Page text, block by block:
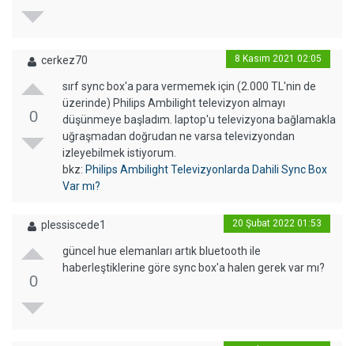
cerkez70 8 Kasım 2021 02:05
0
sırf sync box'a para vermemek için (2.000 TL'nin de
üzerinde) Philips Ambilight televizyon almayı
düşünmeye başladım. laptop'u televizyona bağlamakla
uğraşmadan doğrudan ne varsa televizyondan
izleyebilmek istiyorum.
bkz: Philips Ambilight Televizyonlarda Dahili Sync Box
Var mı?
plessiscede1 20 Şubat 2022 01:53
0
güncel hue elemanları artık bluetooth ile
haberleştiklerine göre sync box'a halen gerek var mı?